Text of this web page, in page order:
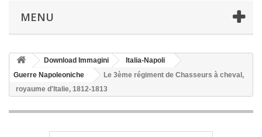
MENU
Download Immagini
Italia-Napoli
Guerre Napoleoniche
Le 3ème régiment de Chasseurs à cheval,
royaume d'Italie, 1812-1813